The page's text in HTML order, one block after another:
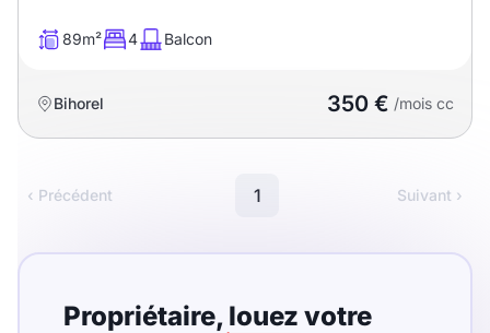
promotions sur honoraires
89m² 4 Balcon
Bihorel 350 € /mois cc
‹ Précédent 1 Suivant ›
Propriétaire, louez votre